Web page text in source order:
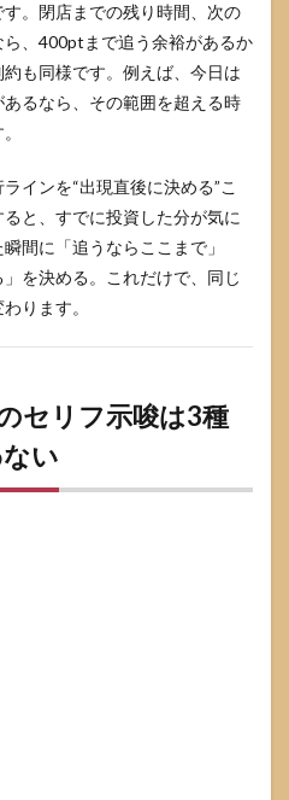
。閉店までの残り時間、次の
、400ptまで追う余裕があるか
も同様です。例えば、今日は
るなら、その範囲を超える時
インを“出現直後に決める”こ
と、すでに投資した分が気に
間に「追うならここまで」
」を決める。これだけで、同じ
ります。
セリフ示唆は3種
い